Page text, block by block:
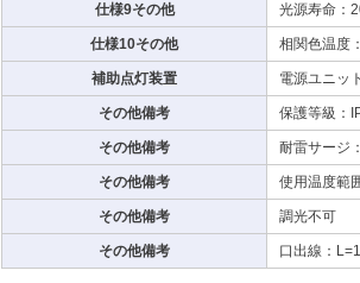
仕様9その他 光源寿命：
仕様10その他 相関色温度
補助点灯装置 電源ユニッ
その他備考 保護等級：
その他備考 耐雷サージ
その他備考 使用温度範
その他備考 調光不可
その他備考 口出線：